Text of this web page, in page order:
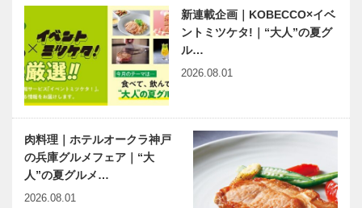
新連載企画｜KOBECCO×イベ
ントミツケタ!｜“大人”の夏グ
ル…
2026.08.01
肉料理｜ホテルオークラ神戸
の兵庫グルメフェア｜“大
人”の夏グルメ…
2026.08.01